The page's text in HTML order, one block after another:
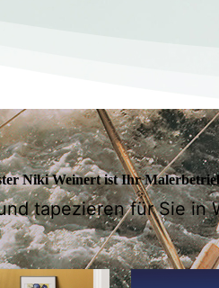
Niki Weinert ist Ihr
tapezieren für Sie in